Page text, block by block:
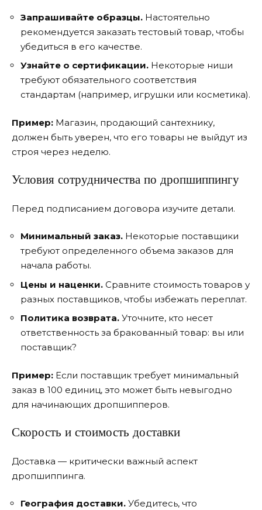
Запрашивайте образцы. Настоятельно
рекомендуется заказать тестовый товар, чтобы
убедиться в его качестве.
Узнайте о сертификации. Некоторые ниши
требуют обязательного соответствия
стандартам (например, игрушки или косметика).
Пример: Магазин, продающий сантехнику,
должен быть уверен, что его товары не выйдут из
строя через неделю.
Условия сотрудничества по дропшиппингу
Перед подписанием договора изучите детали.
Минимальный заказ. Некоторые поставщики
требуют определенного объема заказов для
начала работы.
Цены и наценки. Сравните стоимость товаров у
разных поставщиков, чтобы избежать переплат.
Политика возврата. Уточните, кто несет
ответственность за бракованный товар: вы или
поставщик?
Пример: Если поставщик требует минимальный
заказ в 100 единиц, это может быть невыгодно
для начинающих дропшипперов.
Скорость и стоимость доставки
Доставка — критически важный аспект
дропшиппинга.
География доставки. Убедитесь, что